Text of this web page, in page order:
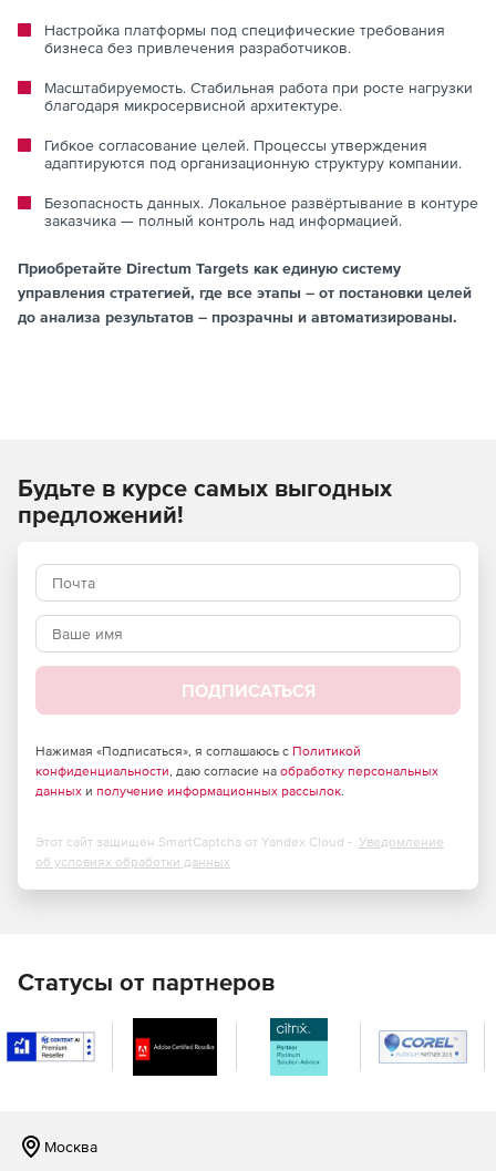
Настройка платформы под специфические требования
бизнеса без привлечения разработчиков.
Масштабируемость. Стабильная работа при росте нагрузки
благодаря микросервисной архитектуре.
Гибкое согласование целей. Процессы утверждения
адаптируются под организационную структуру компании.
Безопасность данных. Локальное развёртывание в контуре
заказчика — полный контроль над информацией.
Приобретайте Directum Targets как единую систему
управления стратегией, где все этапы – от постановки целей
до анализа результатов – прозрачны и автоматизированы.
Будьте в курсе самых выгодных
предложений!
ПОДПИСАТЬСЯ
Нажимая «Подписаться», я соглашаюсь с Политикой
конфиденциальности, даю согласие на обработку персональных
данных и получение информационных рассылок.
Этот сайт защищен SmartCaptcha от Yandex Cloud - Уведомление
об условиях обработки данных
Статусы от партнеров
Москва